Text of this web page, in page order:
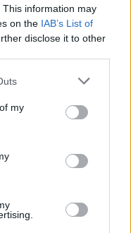
This information may
on the IAB’s List of
disclose it to other
my
όρος: 2,40εκτός